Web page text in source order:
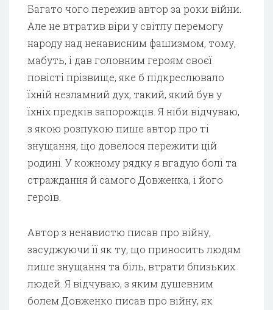
Багато чого пережив автор за роки війни.
Але не втратив віри у світлу перемогу
народу над ненависним фашизмом, тому,
мабуть, і дав головним героям своєї
повісті прізвище, яке б підкреслювало
їхній незламний дух, такий, який був у
їхніх предків запорожців. Я ніби відчуваю,
з якою розпукою пише автор про ті
знущання, що довелося пережити цій
родині. У кожному рядку я вгадую болі та
страждання й самого Довженка, і його
героїв.
Автор з ненавистю писав про війну,
засуджуючи її як ту, що приносить людям
лише знущання та біль, втрати близьких
людей. Я відчуваю, з яким душевним
болем Довженко писав про війну, як